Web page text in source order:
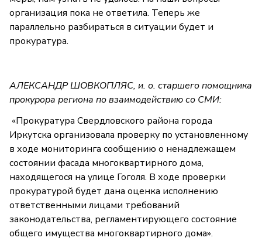
организация пока не ответила. Теперь же
параллельно разбираться в ситуации будет и
прокуратура.
АЛЕКСАНДР ШОВКОПЛЯС, и. о. старшего помощника
прокурора региона по взаимодействию со СМИ:
«Прокуратура Свердловского района города
Иркутска организовала проверку по установленному
в ходе мониторинга сообщению о ненадлежащем
состоянии фасада многоквартирного дома,
находящегося на улице Гоголя. В ходе проверки
прокуратурой будет дана оценка исполнению
ответственными лицами требований
законодательства, регламентирующего состояние
общего имущества многоквартирного дома».